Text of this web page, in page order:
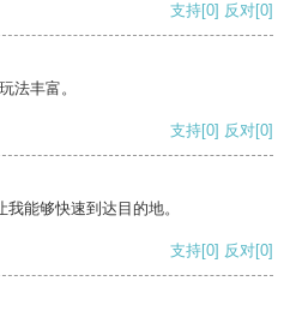
支持[0] 反对[0]
法丰富。
支持[0] 反对[0]
能够快速到达目的地。
支持[0] 反对[0]